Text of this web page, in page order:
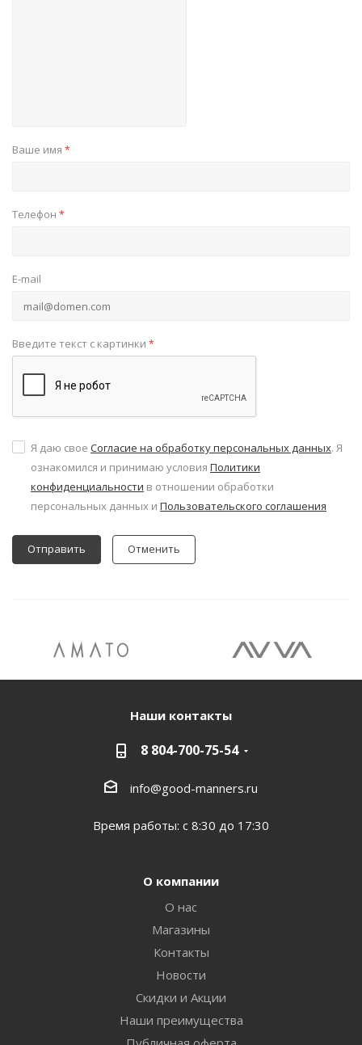
Ваше имя *
Телефон *
E-mail
Введите текст с картинки *
Я даю свое Согласие на обработку персональных данных. Я
ознакомился и принимаю условия Политики
конфиденциальности в отношении обработки
персональных данных и Пользовательского соглашения
Отменить
Наши контакты
8 804-700-75-54
info@good-manners.ru
Время работы: с 8:30 до 17:30
О компании
О нас
Магазины
Контакты
Новости
Скидки и Акции
Наши преимущества